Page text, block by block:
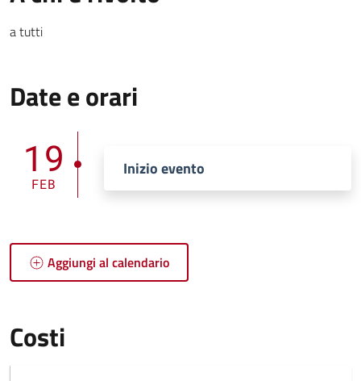
a tutti
Date e orari
19
FEB
Inizio evento
Aggiungi al calendario
Costi